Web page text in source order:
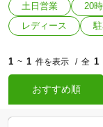
土日営業 20
レディース
1 ~ 1 件を表示 全 1
おすすめ順